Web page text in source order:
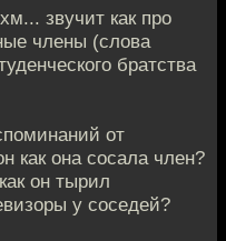
звучит как про
члены (слова
братства
от
как она сосала член?
он тырил
у соседей?